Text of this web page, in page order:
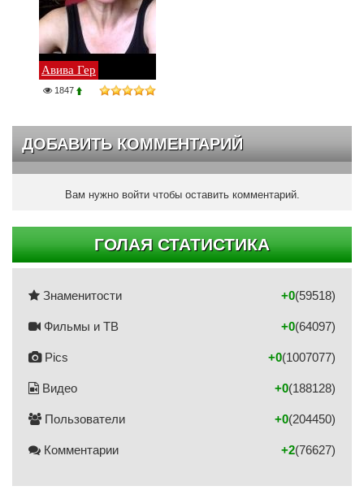
Авива Гер
1847
ДОБАВИТЬ КОММЕНТАРИЙ
Вам нужно войти чтобы оставить комментарий.
ГОЛАЯ СТАТИСТИКА
Знаменитости (59518)
+0
Фильмы и ТВ (64097)
+0
Pics (1007077)
+0
Видео (188128)
+0
Пользователи (204450)
+0
Комментарии (76627)
+2